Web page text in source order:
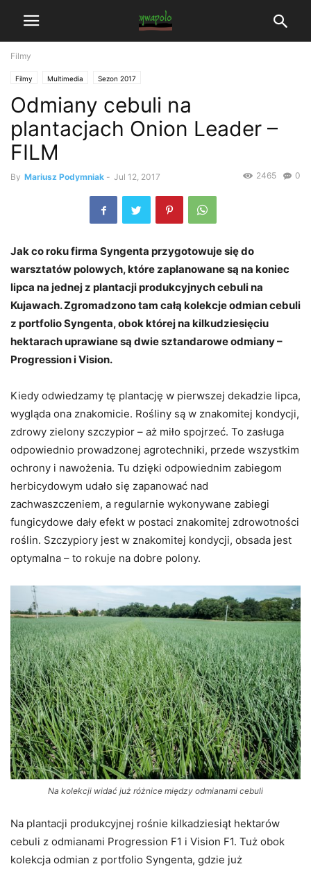
Filmy
Filmy Multimedia Sezon 2017
Odmiany cebuli na
plantacjach Onion Leader –
FILM
By Mariusz Podymniak - Jul 12, 2017 0
2465
Jak co roku firma Syngenta przygotowuje się do
warsztatów polowych, które zaplanowane są na koniec
lipca na jednej z plantacji produkcyjnych cebuli na
Kujawach. Zgromadzono tam całą kolekcje odmian cebuli
z portfolio Syngenta, obok której na kilkudziesięciu
hektarach uprawiane są dwie sztandarowe odmiany –
Progression i Vision.
Kiedy odwiedzamy tę plantację w pierwszej dekadzie lipca,
wygląda ona znakomicie. Rośliny są w znakomitej kondycji,
zdrowy zielony szczypior – aż miło spojrzeć. To zasługa
odpowiednio prowadzonej agrotechniki, przede wszystkim
ochrony i nawożenia. Tu dzięki odpowiednim zabiegom
herbicydowym udało się zapanować nad
zachwaszczeniem, a regularnie wykonywane zabiegi
fungicydowe dały efekt w postaci znakomitej zdrowotności
roślin. Szczypiory jest w znakomitej kondycji, obsada jest
optymalna – to rokuje na dobre polony.
Na kolekcji widać już różnice między odmianami cebuli
Na plantacji produkcyjnej rośnie kilkadziesiąt hektarów
cebuli z odmianami Progression F1 i Vision F1. Tuż obok
kolekcja odmian z portfolio Syngenta, gdzie już